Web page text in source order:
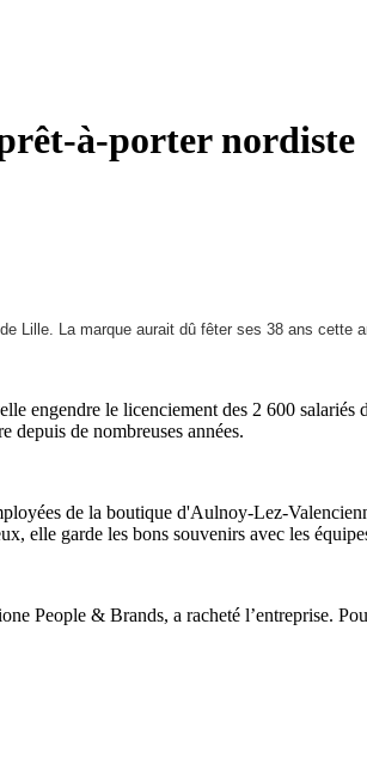
à-porter nordiste
Lille. La marque aurait dû fêter ses 38 ans cette
engendre le licenciement des 2 600 salariés
depuis de nombreuses années.
de la boutique d'Aulnoy-Lez-
elle garde les bons souvenirs avec les
People & Brands, a racheté l’entreprise.